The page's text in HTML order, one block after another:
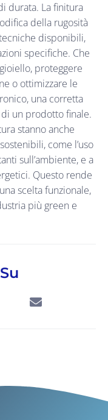
durata. La finitura
della rugosità
disponibili,
specifiche. Che
proteggere
o ottimizzare le
una corretta
un prodotto finale.
stanno anche
come l’uso
sull’ambiente, e a
Questo rende
scelta funzionale,
più green e